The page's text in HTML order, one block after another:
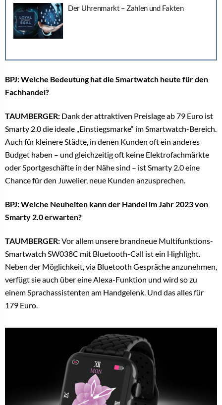
Der Uhrenmarkt – Zahlen und Fakten
BPJ: Welche Bedeutung hat die Smartwatch heute für den
Fachhandel?
TAUMBERGER: Dank der attraktiven Preislage ab 79 Euro ist
Smarty 2.0 die ideale „Einstiegsmarke“ im Smartwatch-Bereich.
Auch für kleinere Städte, in denen Kunden oft ein anderes
Budget haben – und gleichzeitig oft keine Elektrofachmärkte
oder Sportgeschäfte in der Nähe sind – ist Smarty 2.0 eine
Chance für den Juwelier, neue Kunden anzusprechen.
BPJ: Welche Neuheiten kann der Handel im Jahr 2023 von
Smarty 2.0 erwarten?
TAUMBERGER:Vor allem unsere brandneue Multifunktions-
Smartwatch SW038C mit Bluetooth-Call ist ein Highlight.
Neben der Möglichkeit, via Bluetooth Gespräche anzunehmen,
verfügt sie auch über eine Alexa-Funktion und wird so zu
einem Sprachassistenten am Handgelenk. Und das alles für
179 Euro.